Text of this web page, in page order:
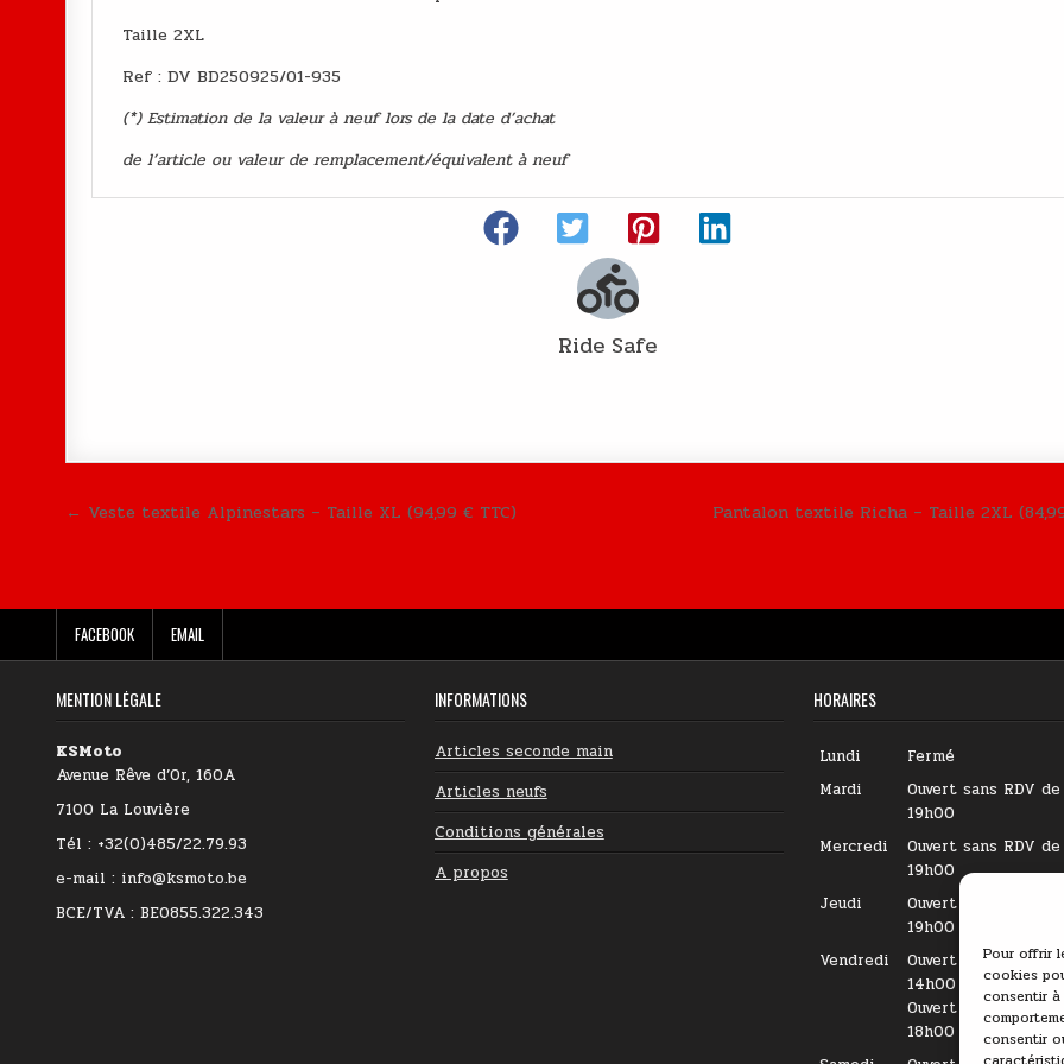
Pour offrir
cookies
consentir
consentir
Taille 2XL
Ref : DV BD250925/01-935
(*) Estimation de la valeur à neuf lors de la date d’achat
de l’article ou valeur de remplacement/équivalent à neuf
Ride Safe
Navigation de l’article Pantalon textile Richa – Taille 2XL
← Veste textile Alpinestars – Taille XL (94,99 € TTC)
FACEBOOK EMAIL
MENTION LÉGALE
KSMoto
Avenue Rêve d’Or, 160A
7100 La Louvière
Tél : +32(0)485/22.79.93
e-mail : info@ksmoto.be
BCE/TVA : BE0855.322.343
INFORMATIONS
Articles seconde main
Articles neufs
Conditions générales
A propos
HORAIRES
Lundi
Fermé
Mardi
Ouvert sans RDV
19h00
Mercredi
Ouvert sans RDV
19h00
Jeudi
Ouvert sans RDV
19h00
Vendredi
Ouvert sur RDV de
14h00
Ouvert sans RDV
18h00